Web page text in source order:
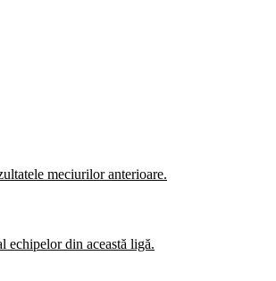
meciurilor anterioare.
echipelor din această ligă.